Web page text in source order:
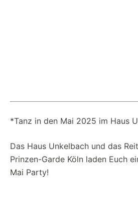
*Tanz in den Mai 2025 im Haus
Das Haus Unkelbach und das
Prinzen-Garde Köln laden Euch
Mai Party!